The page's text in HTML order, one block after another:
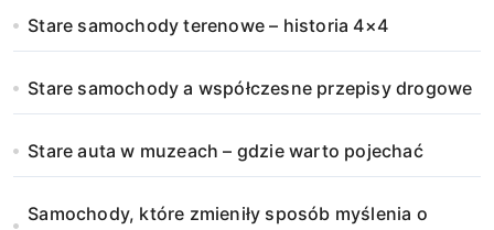
Stare samochody terenowe – historia 4×4
Stare samochody a współczesne przepisy drogowe
Stare auta w muzeach – gdzie warto pojechać
Samochody, które zmieniły sposób myślenia o